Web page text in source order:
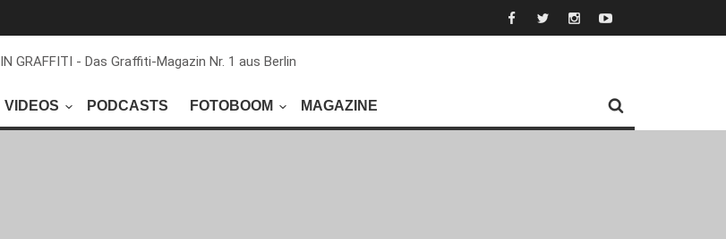
VIDEOS PODCASTS FOTOBOOM MAGAZINE